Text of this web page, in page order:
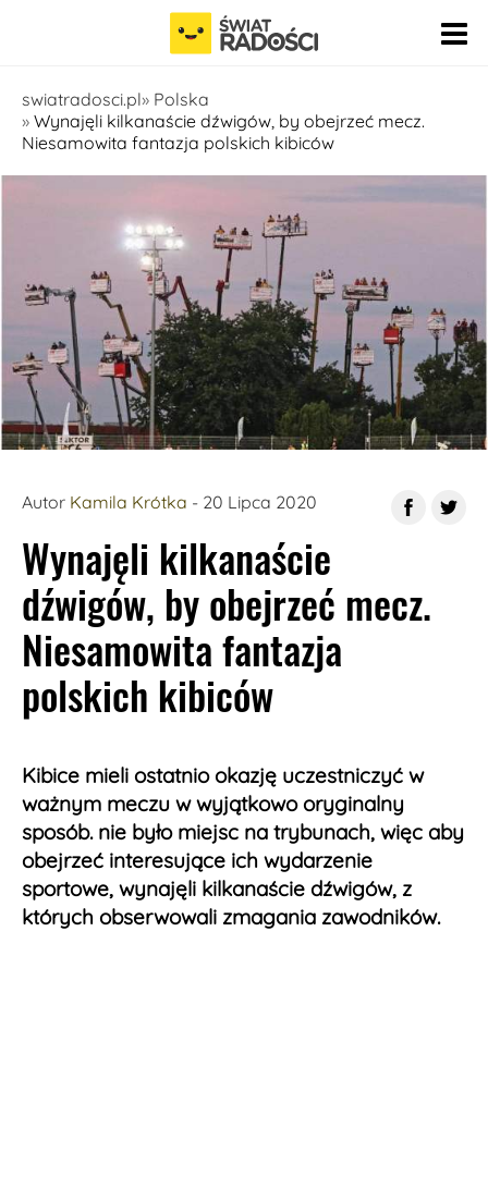
Pomiń nawigację
swiatradosci.pl
Polska
Wynajęli kilkanaście dźwigów, by obejrzeć mecz.
Niesamowita fantazja polskich kibiców
Autor Kamila Krótka - 20 Lipca 2020
Wynajęli kilkanaście
dźwigów, by obejrzeć mecz.
Niesamowita fantazja
polskich kibiców
Kibice mieli ostatnio okazję uczestniczyć w
ważnym meczu w wyjątkowo oryginalny
sposób. nie było miejsc na trybunach, więc aby
obejrzeć interesujące ich wydarzenie
sportowe, wynajęli kilkanaście dźwigów, z
których obserwowali zmagania zawodników.